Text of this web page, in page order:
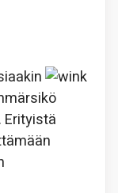
Erityistä